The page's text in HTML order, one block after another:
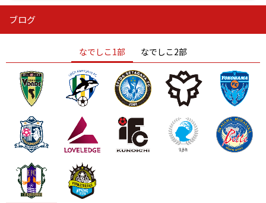
ニッパツ
ニッパツ 名古屋
石人の星
静岡 愛媛Ｌ
ブログ
なでしこ1部 なでしこ2部